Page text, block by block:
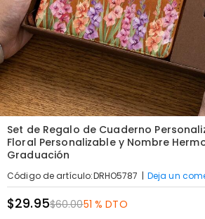
Set de Regalo de Cuaderno
Floral Personalizable y Nombre
Graduación
Código de artículo:DRHO5787 | Deja un
$29.95$60.0051 % DTO